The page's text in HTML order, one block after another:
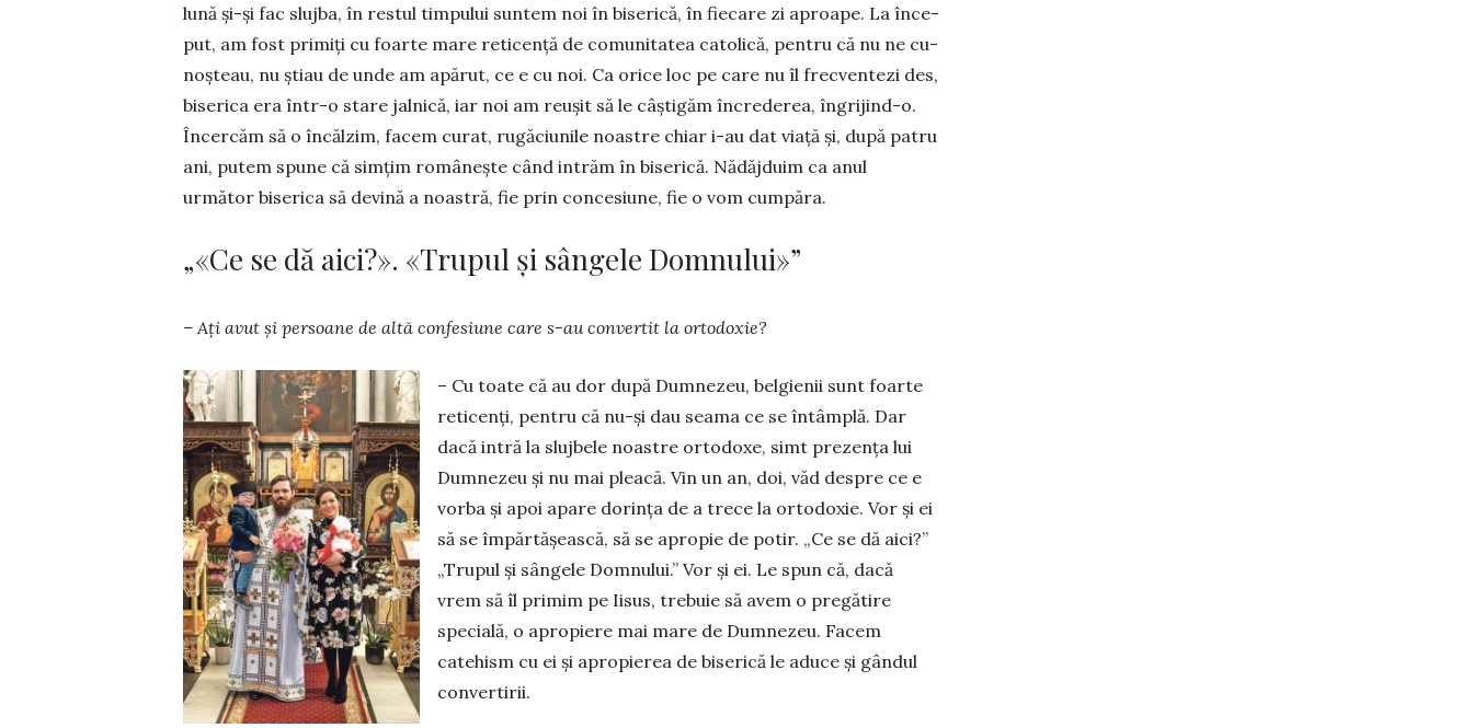
lună și-și fac slujba, în restul tim­pului suntem noi în biserică, în fiecare zi aproa­pe. La înce­
put, am fost primiți cu foarte mare reti­cen­ță de comunitatea catolică, pen­tru că nu ne cu­
noș­teau, nu știau de unde am apă­rut, ce e cu noi. Ca orice loc pe care nu îl frec­ventezi des,
biserica era într-o stare jalnică, iar noi am reușit să le câști­găm încrederea, îngri­jind-o.
Încercăm să o încăl­zim, facem curat, ru­găciunile noastre chiar i-au dat viață și, după patru
ani, putem spune că simțim românește când intrăm în biserică. Nădăjduim ca anul
următor biserica să devină a noastră, fie prin concesiune, fie o vom cumpăra.
„«Ce se dă aici?». «Trupul și sângele Domnului»”
– Ați avut și persoane de altă confesiune care s-au convertit la ortodoxie?
– Cu toate că au dor după Dumnezeu, belgi­e­nii sunt foarte
reticenți, pentru că nu-și dau seama ce se întâmplă. Dar
dacă intră la slujbele noastre orto­do­xe, simt prezența lui
Dumnezeu și nu mai pleacă. Vin un an, doi, văd despre ce e
vor­ba și apoi apare dorința de a trece la orto­do­xie. Vor și ei
să se îm­părtășească, să se apropie de potir. „Ce se dă aici?”
„Trupul și sângele Domnului.” Vor și ei. Le spun că, dacă
vrem să îl primim pe Iisus, trebuie să avem o pregătire
specială, o apro­piere mai mare de Dumnezeu. Facem
catehism cu ei și apropierea de biserică le aduce și gândul
convertirii.